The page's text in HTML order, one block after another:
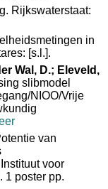
Rijkswaterstaat:
in
[s.l.].
Wal, D.; Eleveld,
slibmodel
NIOO/Vrije
van
voor
1 poster pp.